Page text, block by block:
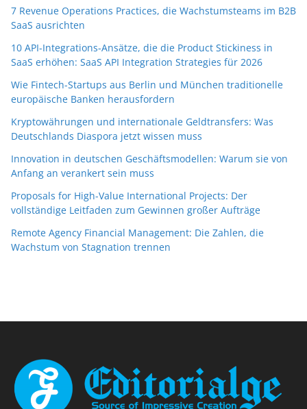
7 Revenue Operations Practices, die Wachstumsteams im B2B
SaaS ausrichten
10 API-Integrations-Ansätze, die die Product Stickiness in
SaaS erhöhen: SaaS API Integration Strategies für 2026
Wie Fintech-Startups aus Berlin und München traditionelle
europäische Banken herausfordern
Kryptowährungen und internationale Geldtransfers: Was
Deutschlands Diaspora jetzt wissen muss
Innovation in deutschen Geschäftsmodellen: Warum sie von
Anfang an verankert sein muss
Proposals for High-Value International Projects: Der
vollständige Leitfaden zum Gewinnen großer Aufträge
Remote Agency Financial Management: Die Zahlen, die
Wachstum von Stagnation trennen